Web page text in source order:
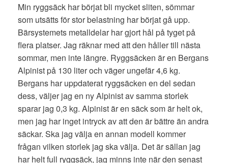
Min ryggsäck har börjat bli mycket sliten, sömmar
som utsätts för stor belastning har börjat gå upp.
Bärsystemets metalldelar har gjort hål på tyget på
flera platser. Jag räknar med att den håller till nästa
sommar, men inte längre. Ryggsäcken är en Bergans
Alpinist på 130 liter och väger ungefär 4,6 kg.
Bergans har uppdaterat ryggsäcken en del sedan
dess, väljer jag en ny Alpinist av samma storlek
sparar jag 0,3 kg. Alpinist är en säck som är helt ok,
men jag har inget intryck av att den är bättre än andra
säckar. Ska jag välja en annan modell kommer
frågan vilken storlek jag ska välja. Det är sällan jag
har helt full ryggsäck, jag minns inte när den senast